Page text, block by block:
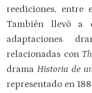
reediciones,
También llevó a
adaptaciones
relacionadas con
dramaHistoria de
representado en